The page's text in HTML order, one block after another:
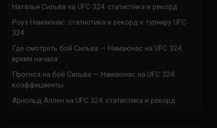
Наталья Сильва на UFC 324: статистика и рекорд
Роуз Намаюнас: статистика и рекорд к турниру UFC
324
Где смотреть бой Сильва — Намаюнас на UFC 324:
время начала
Прогноз на бой Сильва — Намаюнас на UFC 324:
коэффициенты
Арнольд Аллен на UFC 324: статистика и рекорд